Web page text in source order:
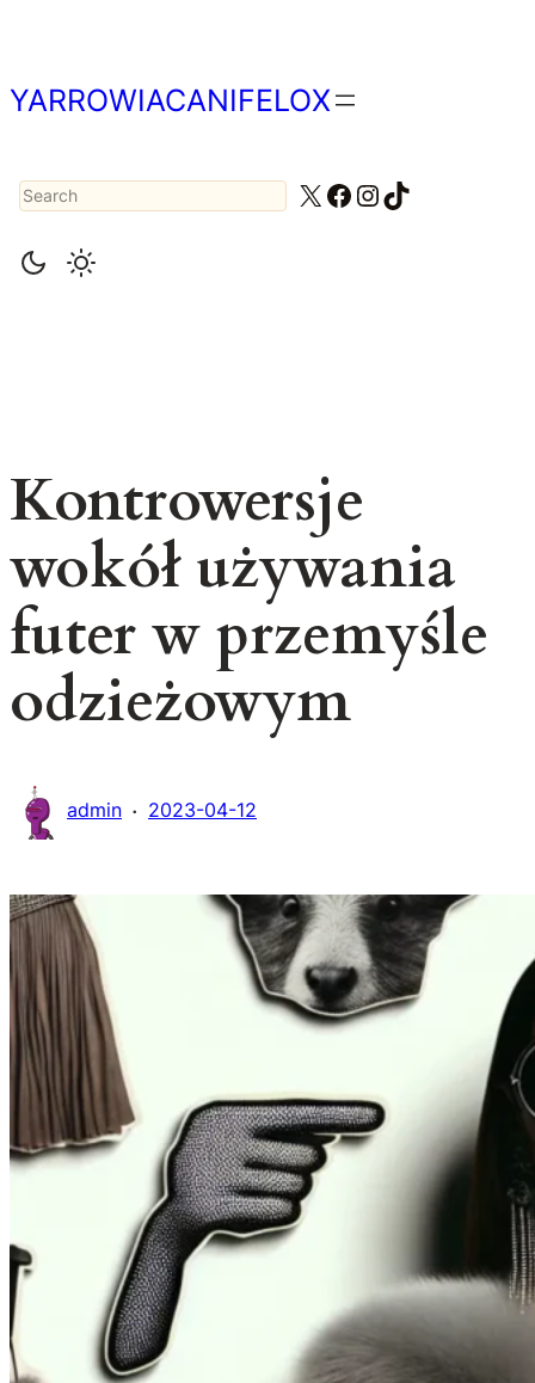
treści
YARROWIACANIFELOX
Search X Facebook
Instagram
TikTok
Kontrowersje
wokół używania
futer w przemyśle
odzieżowym
admin · 2023-04-12